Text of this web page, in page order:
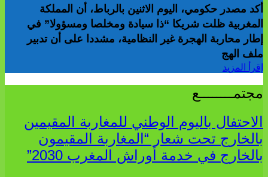
أكد مصدر حكومي، اليوم الاثنين بالرباط، أن المملكة
المغربية ظلت شريكا “ذا سيادة ومخلصا ومسؤولا” في
إطار محاربة الهجرة غير النظامية، مشددا على أن تدبير
ملف الهج
إقرأ المزيد
مجتمــــــــع
الاحتفال باليوم الوطني للمغاربة المقيمين
بالخارج تحت شعار “المغاربة المقيمون
بالخارج في خدمة أوراش المغرب 2030”